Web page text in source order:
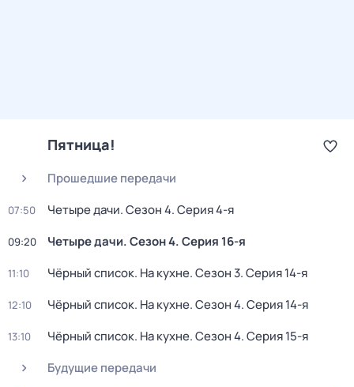
Пятница!
Прошедшие передачи
07:50 Четыре дачи. Сезон 4. Серия 4-я
09:20 Четыре дачи. Сезон 4. Серия 16-я
11:10 Чёрный список. На кухне. Сезон 3. Серия 14-я
12:10 Чёрный список. На кухне. Сезон 4. Серия 14-я
13:10 Чёрный список. На кухне. Сезон 4. Серия 15-я
Будущие передачи